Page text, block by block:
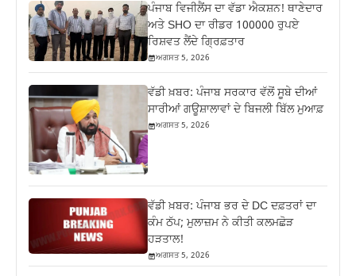
ਪੰਜਾਬ ਵਿਜੀਲੈਂਸ ਦਾ ਵੱਡਾ ਐਕਸ਼ਨ! ਥਾਣੇਦਾਰ
ਅਤੇ SHO ਦਾ ਰੀਡਰ 100000 ਰੁਪਏ
ਰਿਸ਼ਵਤ ਲੈਂਦੇ ਗ੍ਰਿਫ਼ਤਾਰ
ਅਗਸਤ 5, 2026
ਵੱਡੀ ਖ਼ਬਰ: ਪੰਜਾਬ ਸਰਕਾਰ ਵੱਲੋਂ ਸੂਬੇ ਦੀਆਂ
ਸਾਰੀਆਂ ਗਊਸ਼ਾਲਾਵਾਂ ਦੇ ਬਿਜਲੀ ਬਿੱਲ ਮੁਆਫ਼
ਅਗਸਤ 5, 2026
ਵੱਡੀ ਖ਼ਬਰ: ਪੰਜਾਬ ਭਰ ਦੇ DC ਦਫ਼ਤਰਾਂ ਦਾ
ਕੰਮ ਠੱਪ; ਮੁਲਾਜ਼ਮ ਨੇ ਕੀਤੀ ਕਲਮਛੋੜ
ਹੜਤਾਲ!
ਅਗਸਤ 5, 2026